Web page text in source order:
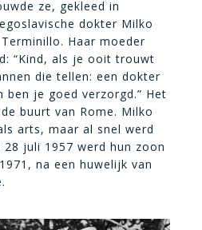
ze, gekleed in
dokter Milko
Haar moeder
“Kind, als je ooit trouwt
die tellen: een dokter
ben je goed verzorgd.” Het
buurt van Rome. Milko
arts, maar al snel werd
juli 1957 werd hun zoon
na een huwelijk van